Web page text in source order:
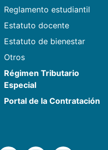
Reglamento estudiantil
Estatuto docente
Estatuto de bienestar
Otros
Régimen Tributario
Especial
Portal de la Contratación